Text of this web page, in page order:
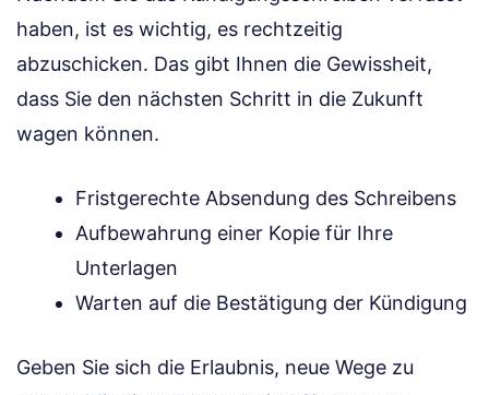
haben, ist es wichtig, es rechtzeitig
abzuschicken. Das gibt Ihnen die Gewissheit,
dass Sie den nächsten Schritt in die Zukunft
wagen können.
Fristgerechte Absendung des Schreibens
Aufbewahrung einer Kopie für Ihre
Unterlagen
Warten auf die Bestätigung der Kündigung
Geben Sie sich die Erlaubnis, neue Wege zu